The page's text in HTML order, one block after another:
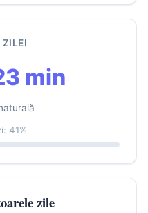
ZILEI
min
41%
zile